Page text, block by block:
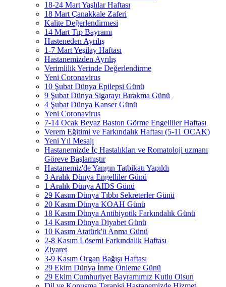
18-24 Mart Yaşlılar Haftası
18 Mart Çanakkale Zaferi
Kalite Değerlendirmesi
14 Mart Tıp Bayramı
Hasteneden Ayrılış
1-7 Mart Yeşilay Haftası
Hastanemizden Ayrılış
Verimlilik Yerinde Değerlendirme
Yeni Coronavirus
10 Şubat Dünya Epilepsi Günü
9 Şubat Dünya Sigarayı Bırakma Günü
4 Şubat Dünya Kanser Günü
Yeni Coronavirus
7-14 Ocak Beyaz Baston Görme Engelliler Haftası
Verem Eğitimi ve Farkındalık Haftası (5-11 OCAK)
Yeni Yıl Mesajı
Hastanemizde İç Hastalıkları ve Romatoloji uzmanı
Göreve Başlamıştır
Hastanemiz'de Yangın Tatbikatı Yapıldı
3 Aralık Dünya Engelliler Günü
1 Aralık Dünya AIDS Günü
29 Kasım Dünya Tıbbı Sekreterler Günü
20 Kasım Dünya KOAH Günü
18 Kasım Dünya Antibiyotik Farkındalık Günü
14 Kasım Dünya Diyabet Günü
10 Kasım Atatürk'ü Anma Günü
2-8 Kasım Lösemi Farkındalik Haftası
Ziyaret
3-9 Kasım Organ Bağışı Haftası
29 Ekim Dünya İnme Önleme Günü
29 Ekim Cumhuriyet Bayramımız Kutlu Olsun